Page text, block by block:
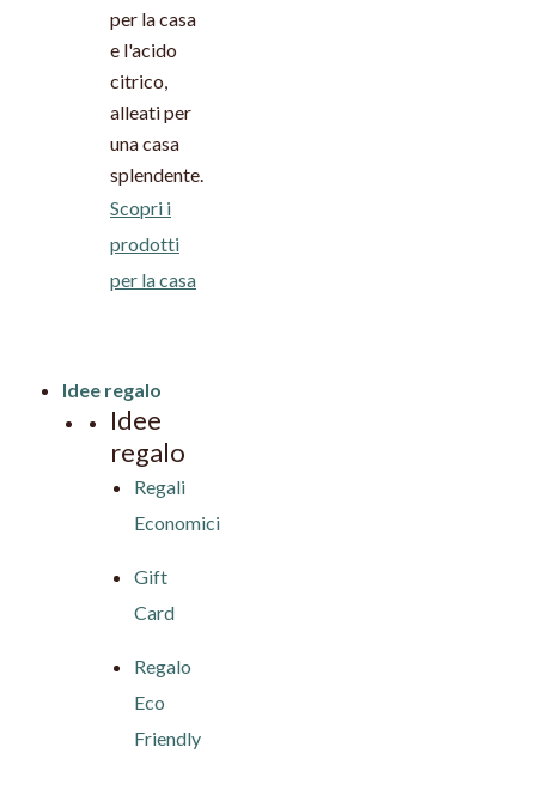
per la casa
e l'acido
citrico,
alleati per
una casa
splendente.
Scopri i
prodotti
per la casa
Idee regalo
Idee
regalo
Regali
Economici
Gift
Card
Regalo
Eco
Friendly